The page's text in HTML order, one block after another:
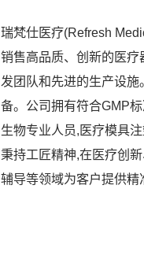
瑞梵仕医疗(Refresh
销售高品质、创新的医
发团队和先进的生产设
备。公司拥有符合GMP
生物专业人员,医疗模具
秉持工匠精神,在医疗创
辅导等领域为客户提供精